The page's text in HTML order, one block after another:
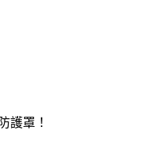
護罩！